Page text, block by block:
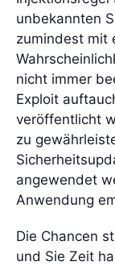
unbekannten
zumindest mit
nicht immer
Exploit
veröffentlicht
zu
angewendet
Anwendung
Die Chancen
und Sie Zeit